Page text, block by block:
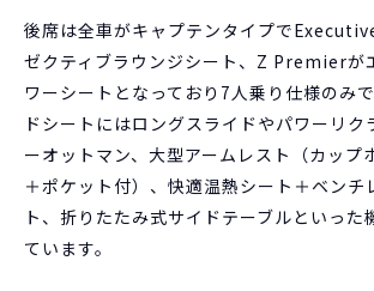
後席は全車がキャプテンタイプで
ゼクティブラウンジシート、Z Premierが
ワーシートとなっており7人乗り仕様のみ
ドシートにはロングスライドやパワーリク
ーオットマン、大型アームレスト（カップ
＋ポケット付）、快適温熱シート＋ベンチ
ト、折りたたみ式サイドテーブルといった
ています。